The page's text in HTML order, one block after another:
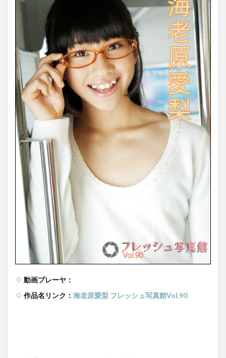
動画プレーヤ：
作品名リンク： 海老原愛梨 フレッシュ写真館Vol.90